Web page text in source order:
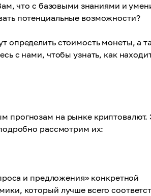
что с базовыми знаниями и
потенциальные возможности?
определить стоимость монеты, а
с нами, чтобы узнать, как
прогнозам на рынке криптовалют.
рассмотрим их:
и предложения» конкретной
который лучше всего